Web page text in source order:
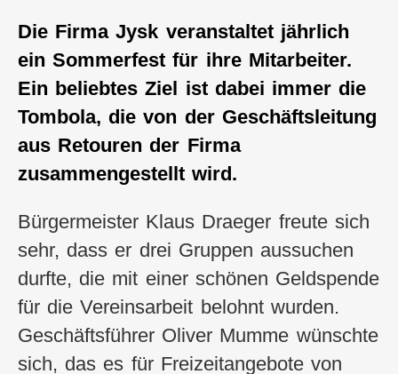
Die Firma Jysk veranstaltet jährlich
ein Sommerfest für ihre Mitarbeiter.
Ein beliebtes Ziel ist dabei immer die
Tombola, die von der Geschäftsleitung
aus Retouren der Firma
zusammengestellt wird.
Bürgermeister Klaus Draeger freute sich
sehr, dass er drei Gruppen aussuchen
durfte, die mit einer schönen Geldspende
für die Vereinsarbeit belohnt wurden.
Geschäftsführer Oliver Mumme wünschte
sich, das es für Freizeitangebote von